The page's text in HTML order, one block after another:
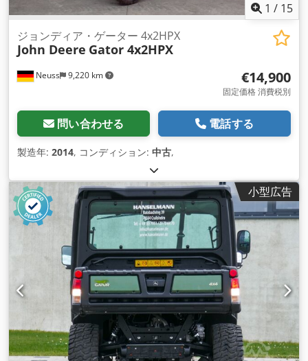
1 / 15
Neuss 9,220 km
ジョンディア・ゲーター 4x2HPX
John Deere Gator 4x2HPX
€14,900
固定価格 消費税別
問い合わせる 電話する
製造年: 2014, コンディション: 中古,
小型広告